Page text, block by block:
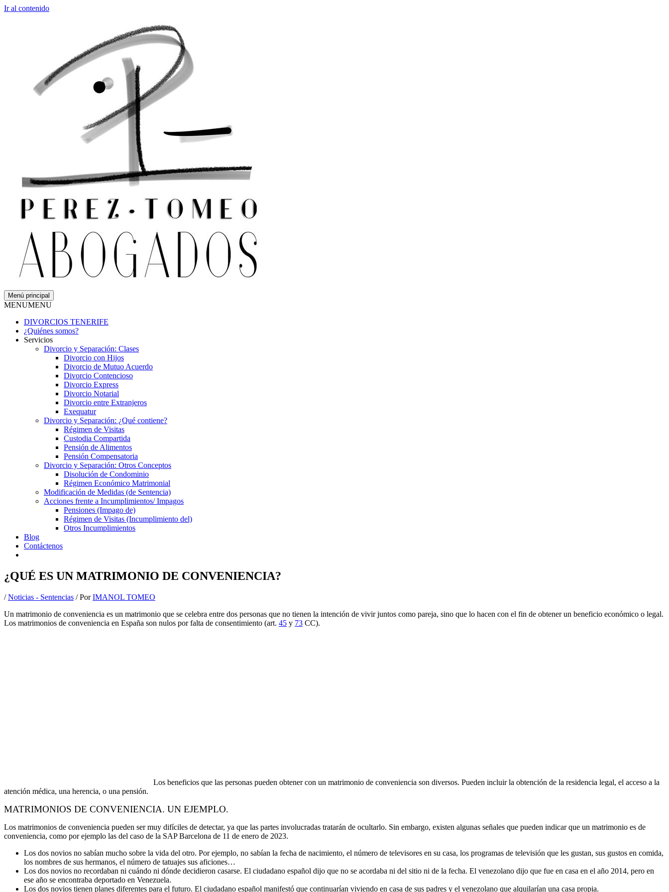
Ir al contenido
Menú principal
MENUMENU
DIVORCIOS TENERIFE
¿Quiénes somos?
Servicios
Divorcio y Separación: Clases
Divorcio con Hijos
Divorcio de Mutuo Acuerdo
Divorcio Contencioso
Divorcio Express
Divorcio Notarial
Divorcio entre Extranjeros
Exequatur
Divorcio y Separación: ¿Qué contiene?
Régimen de Visitas
Custodia Compartida
Pensión de Alimentos
Pensión Compensatoria
Divorcio y Separación: Otros Conceptos
Disolución de Condominio
Régimen Económico Matrimonial
Modificación de Medidas (de Sentencia)
Acciones frente a Incumplimientos/ Impagos
Pensiones (Impago de)
Régimen de Visitas (Incumplimiento del)
Otros Incumplimientos
Blog
Contáctenos
¿QUÉ ES UN MATRIMONIO DE CONVENIENCIA?
/Noticias - Sentencias / PorIMANOL TOMEO
Un matrimonio de conveniencia es un matrimonio que se celebra entre dos personas que no tienen la intención de vivir juntos como pareja, sino que lo hacen con el fin de obtener un beneficio económico o legal.
Los matrimonios de conveniencia en España son nulos por falta de consentimiento (art. 45 y 73 CC).
Los beneficios que las personas pueden obtener con un matrimonio de conveniencia son diversos. Pueden incluir la obtención de la residencia legal, el acceso a la
atención médica, una herencia, o una pensión.
MATRIMONIOS DE CONVENIENCIA. UN EJEMPLO.
Los matrimonios de conveniencia pueden ser muy difíciles de detectar, ya que las partes involucradas tratarán de ocultarlo. Sin embargo, existen algunas señales que pueden indicar que un matrimonio es de
conveniencia, como por ejemplo las del caso de la SAP Barcelona de 11 de enero de 2023.
Los dos novios no sabían mucho sobre la vida del otro. Por ejemplo, no sabían la fecha de nacimiento, el número de televisores en su casa, los programas de televisión que les gustan, sus gustos en comida,
los nombres de sus hermanos, el número de tatuajes sus aficiones…
Los dos novios no recordaban ni cuándo ni dónde decidieron casarse. El ciudadano español dijo que no se acordaba ni del sitio ni de la fecha. El venezolano dijo que fue en casa en el año 2014, pero en
ese año se encontraba deportado en Venezuela.
Los dos novios tienen planes diferentes para el futuro. El ciudadano español manifestó que continuarían viviendo en casa de sus padres y el venezolano que alquilarían una casa propia.